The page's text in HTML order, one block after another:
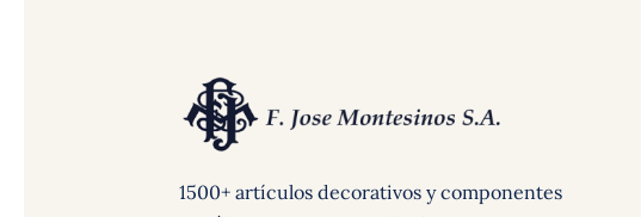
1500+ artículos decorativos y componentes